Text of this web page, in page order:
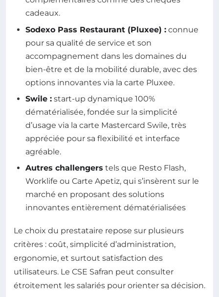
cadeaux.
Sodexo Pass Restaurant (Pluxee) : connue
pour sa qualité de service et son
accompagnement dans les domaines du
bien-être et de la mobilité durable, avec des
options innovantes via la carte Pluxee.
Swile : start-up dynamique 100%
dématérialisée, fondée sur la simplicité
d’usage via la carte Mastercard Swile, très
appréciée pour sa flexibilité et interface
agréable.
Autres challengers tels que Resto Flash,
Worklife ou Carte Apetiz, qui s’insèrent sur le
marché en proposant des solutions
innovantes entièrement dématérialisées
Le choix du prestataire repose sur plusieurs
critères : coût, simplicité d’administration,
ergonomie, et surtout satisfaction des
utilisateurs. Le CSE Safran peut consulter
étroitement les salariés pour orienter sa décision.